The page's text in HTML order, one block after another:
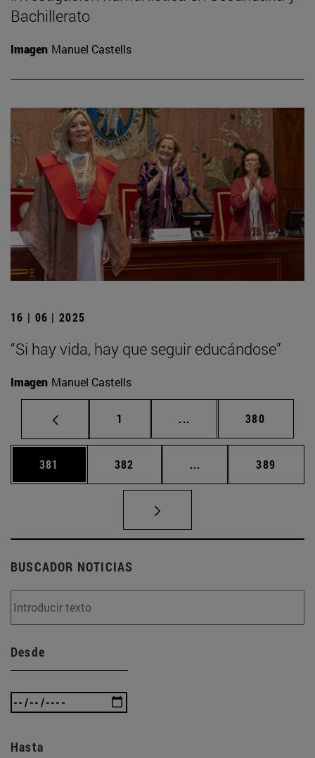
Bachillerato
Imagen Manuel Castells
16 | 06 | 2025
“Si hay vida, hay que seguir educándose”
Imagen Manuel Castells
Página
1 ... Páginas intermedias
Página
380
Página
381 Página
382 ... Páginas intermedias
Página
389
BUSCADOR NOTICIAS
Desde
Hasta